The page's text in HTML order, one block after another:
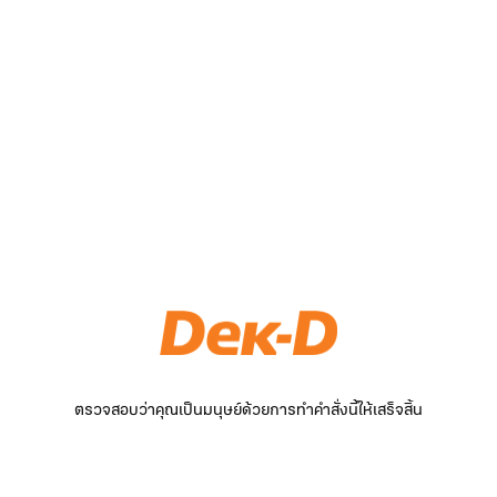
ตรวจสอบว่าคุณเป็นมนุษย์ด้วยการทำคำสั่งนี้ให้เสร็จสิ้น